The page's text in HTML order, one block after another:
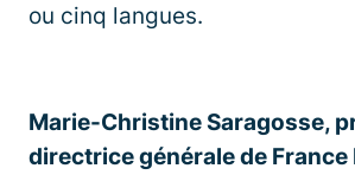
ou cinq langues.
Marie-Christine Saragosse,
directrice générale de France